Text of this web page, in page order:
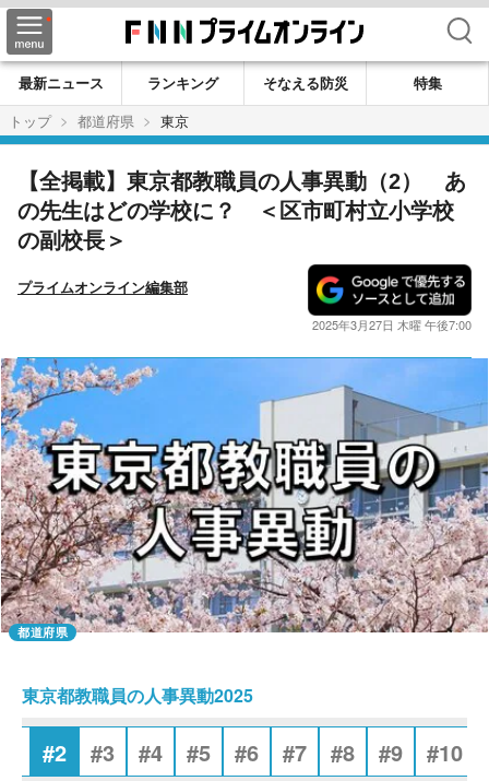
検索
最新ニュース ランキング そなえる防災
特集
トップ
都道府県 東京
【全掲載】東京都教職員の人事異動（2） あ
の先生はどの学校に？ ＜区市町村立小学校
の副校長＞
プライムオンライン編集部
2025年3月27日 木曜 午後7:00
都道府県
東京都教職員の人事異動2025
#2 #3 #4 #5 #6 #7 #8 #9 #10